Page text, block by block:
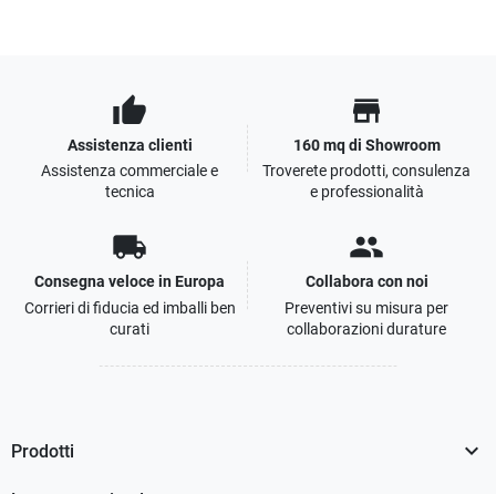
thumb_up
Assistenza clienti
Assistenza commerciale e
tecnica
store
160 mq di Showroom
Troverete prodotti, consulenza
e professionalità
local_shipping
Consegna veloce in Europa
Corrieri di fiducia ed imballi ben
curati
people
Collabora con noi
Preventivi su misura per
collaborazioni durature
Prodotti 